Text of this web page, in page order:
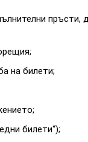
пръсти,
на билети;
билети“);